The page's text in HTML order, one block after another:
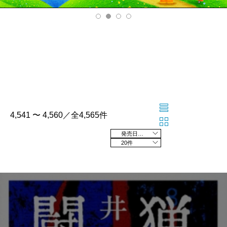
v
xt
4,541 〜 4,560／全4,565件
20件